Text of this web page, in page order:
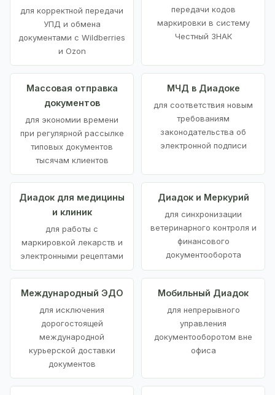
для корректной передачи
УПД и обмена
документами с Wildberries
и Ozon
передачи кодов
маркировки в систему
Честный ЗНАК
Массовая отправка
документов
для экономии времени
при регулярной рассылке
типовых документов
тысячам клиентов
МЧД в Диадоке
для соответствия новым
требованиям
законодательства об
электронной подписи
Диадок для медицины
и клиник
для работы с
маркировкой лекарств и
электронными рецептами
Диадок и Меркурий
для синхронизации
ветеринарного контроля и
финансового
документооборота
Международный ЭДО
для исключения
дорогостоящей
международной
курьерской доставки
документов
Мобильный Диадок
для непрерывного
управления
документооборотом вне
офиса